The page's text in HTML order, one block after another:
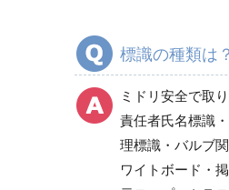
標識の種類は？
ミドリ安全で取
責任者氏名標識
理標識・バルブ
ワイトボード・